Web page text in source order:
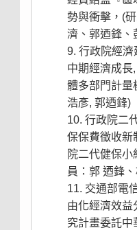
勢與衝擊，(
濟、郭迺鋒、
行政院經濟
中期經濟成長
體多部門計量
浩彥, 郭迺鋒)
行政院二
保保費徵收新
院二代健保小
員：郭 迺鋒、
交通部電
由化經濟效益
究計畫委託中